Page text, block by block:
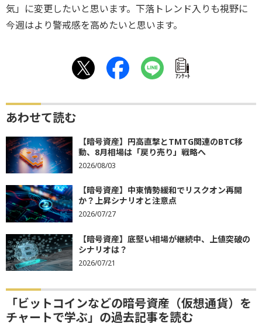
気」に変更したいと思います。下落トレンド入りも視野に
今週はより警戒感を高めたいと思います。
ｱﾝｹｰﾄ
あわせて読む
【暗号資産】円高直撃とTMTG関連のBTC移
動、8月相場は「戻り売り」戦略へ
2026/08/03
【暗号資産】中東情勢緩和でリスクオン再開
か？上昇シナリオと注意点
2026/07/27
【暗号資産】底堅い相場が継続中、上値突破の
シナリオは？
2026/07/21
「ビットコインなどの暗号資産（仮想通貨）を
チャートで学ぶ」の過去記事を読む